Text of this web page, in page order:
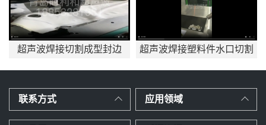
超声波焊接切割成型封边
超声波焊接塑料件水口切割
联系方式 应用领域